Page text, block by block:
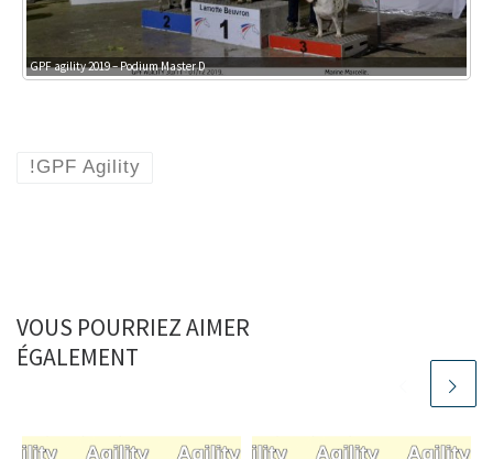
GPF agility 2019 – Podium Master D
!GPF Agility
VOUS POURRIEZ AIMER
ÉGALEMENT